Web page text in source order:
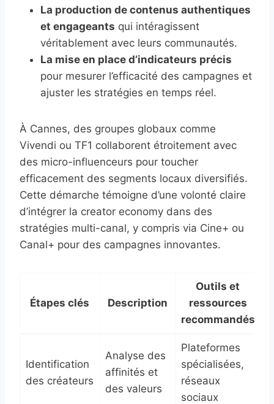
La production de contenus authentiques
et engageants qui intéragissent
véritablement avec leurs communautés.
La mise en place d’indicateurs précis
pour mesurer l’efficacité des campagnes et
ajuster les stratégies en temps réel.
À Cannes, des groupes globaux comme
Vivendi ou TF1 collaborent étroitement avec
des micro-influenceurs pour toucher
efficacement des segments locaux diversifiés.
Cette démarche témoigne d’une volonté claire
d’intégrer la creator economy dans des
stratégies multi-canal, y compris via Cine+ ou
Canal+ pour des campagnes innovantes.
Étapes clés Description
Outils et
ressources
recommandés
Identification
des créateurs
Analyse des
affinités et
des valeurs
Plateformes
spécialisées,
réseaux
sociaux